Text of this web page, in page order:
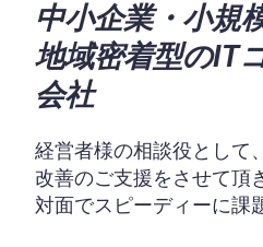
中小企業・小規
地域密着型のIT
会社
経営者様の相談役として
改善のご支援をさせて頂
対面でスピーディーに課